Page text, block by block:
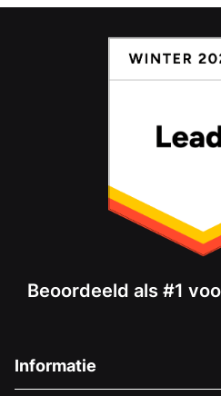
Beoordeeld als #1
Informatie